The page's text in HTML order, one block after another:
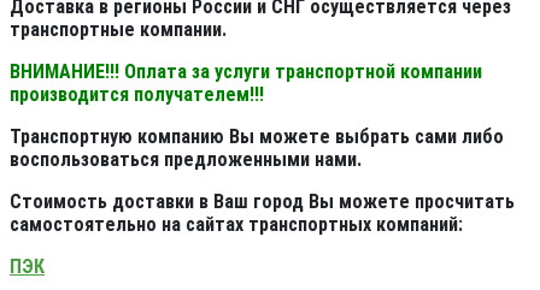
Доставка в регионы России и СНГ осуществляется через
транспортные компании.
ВНИМАНИЕ!!! Оплата за услуги транспортной компании
производится получателем!!!
Транспортную компанию Вы можете выбрать сами либо
воспользоваться предложенными нами.
Стоимость доставки в Ваш город Вы можете просчитать
самостоятельно на сайтах транспортных компаний:
ПЭК